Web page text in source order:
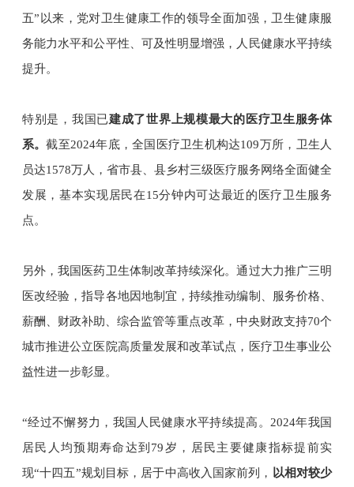
五”以来，党对卫生健康工作的领导全面加强，卫生健康服
务能力水平和公平性、可及性明显增强，人民健康水平持续
提升。
特别是，我国已建成了世界上规模最大的医疗卫生服务体
系。截至2024年底，全国医疗卫生机构达109万所，卫生人
员达1578万人，省市县、县乡村三级医疗服务网络全面健全
发展，基本实现居民在15分钟内可达最近的医疗卫生服务
点。
另外，我国医药卫生体制改革持续深化。通过大力推广三明
医改经验，指导各地因地制宜，持续推动编制、服务价格、
薪酬、财政补助、综合监管等重点改革，中央财政支持70个
城市推进公立医院高质量发展和改革试点，医疗卫生事业公
益性进一步彰显。
“经过不懈努力，我国人民健康水平持续提高。2024年我国
居民人均预期寿命达到79岁，居民主要健康指标提前实
现“十四五”规划目标，居于中高收入国家前列，
以相对较少